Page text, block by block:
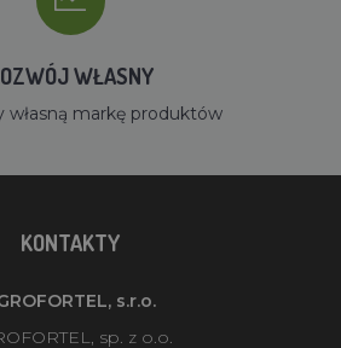
WŁASNY
markę produktów
KONTAKTY
s.r.o.
sp. z o.o.